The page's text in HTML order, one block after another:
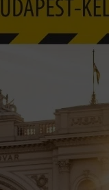
Karinthy